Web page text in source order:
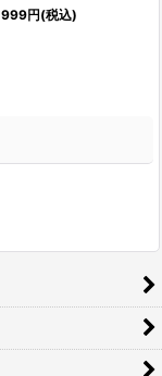
999円(税込)